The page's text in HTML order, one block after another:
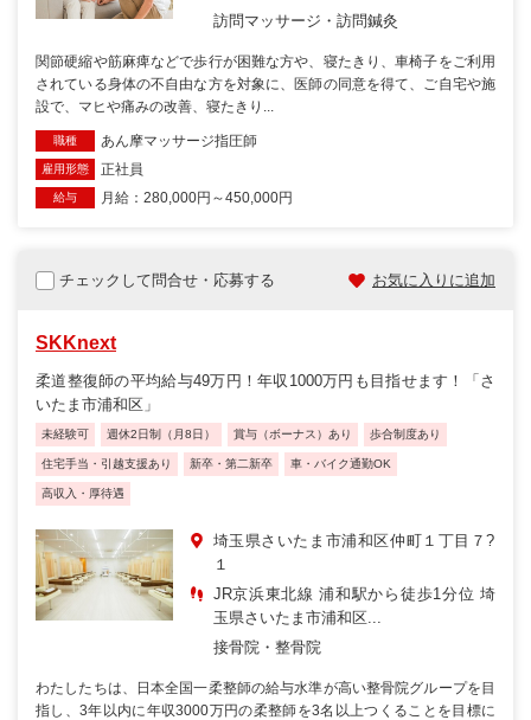
訪問マッサージ・訪問鍼灸
関節硬縮や筋麻痺などで歩行が困難な方や、寝たきり、車椅子をご利用
されている身体の不自由な方を対象に、医師の同意を得て、ご自宅や施
設で、マヒや痛みの改善、寝たきり...
職種 あん摩マッサージ指圧師
雇用形態 正社員
給与 月給：280,000円～450,000円
チェックして問合せ・応募する お気に入りに追加
SKKnext
柔道整復師の平均給与49万円！年収1000万円も目指せます！「さ
いたま市浦和区」
未経験可 週休2日制（月8日） 賞与（ボーナス）あり 歩合制度あり
住宅手当・引越支援あり 新卒・第二新卒 車・バイク通勤OK
高収入・厚待遇
埼玉県さいたま市浦和区仲町１丁目７?
１
JR京浜東北線 浦和駅から徒歩1分位 埼
玉県さいたま市浦和区...
接骨院・整骨院
わたしたちは、日本全国一柔整師の給与水準が高い整骨院グループを目
指し、3年以内に年収3000万円の柔整師を3名以上つくることを目標に